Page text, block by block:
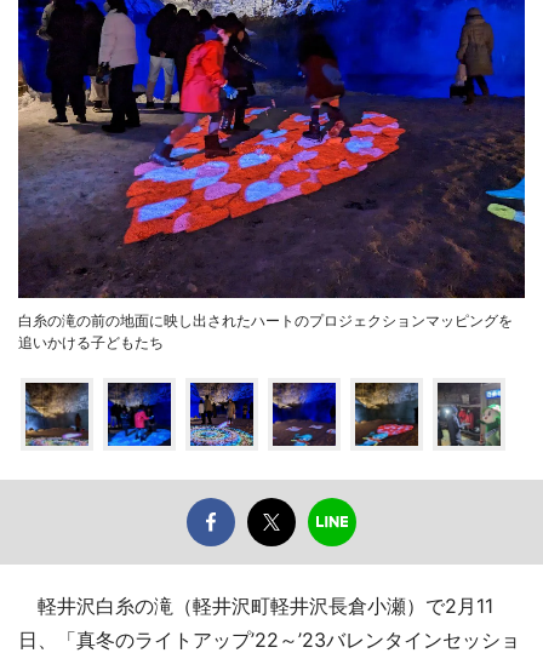
白糸の滝の前の地面に映し出されたハートのプロジェクションマッピングを
追いかける子どもたち
軽井沢白糸の滝（軽井沢町軽井沢長倉小瀬）で2月11
日、「真冬のライトアップ’22～’23バレンタインセッショ